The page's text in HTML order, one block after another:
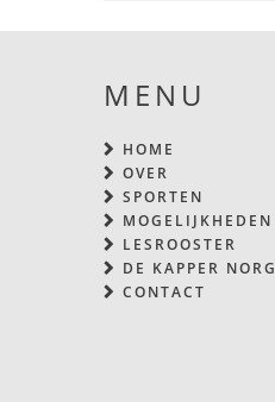
MENU
HOME
OVER
SPORTEN
MOGELIJKHEDEN
LESROOSTER
DE KAPPER NORG
CONTACT